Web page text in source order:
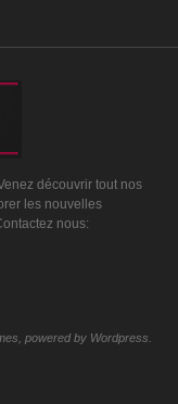
découvrir tout nos
les nouvelles
nous:
powered by Wordpress.